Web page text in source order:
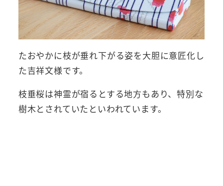
たおやかに枝が垂れ下がる姿を大胆に意匠化し
た吉祥文様です。
枝垂桜は神霊が宿るとする地方もあり、特別な
樹木とされていたといわれています。